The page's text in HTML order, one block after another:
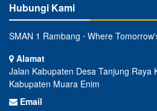
Hubungi Kami
SMAN 1 Rambang ⋅ Where
Alamat
Jalan Kabupaten Desa Tanjung Raya
Kabupaten Muara Enim
Email